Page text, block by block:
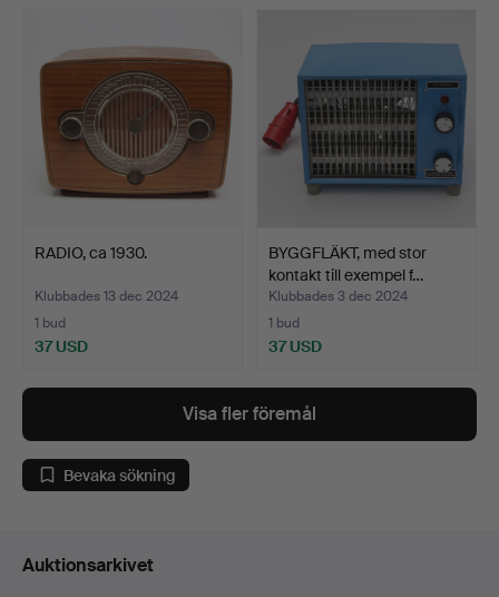
RADIO, ca 1930.
Klubbades 13 dec 2024
1 bud
37 USD
BYGGFLÄKT, med stor
kontakt till exempel f…
Klubbades 3 dec 2024
1 bud
37 USD
Visa fler föremål
Bevaka sökning
Auktionsarkivet